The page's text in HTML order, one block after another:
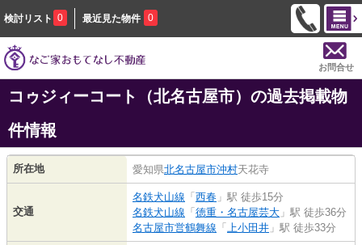
検討リスト 0 最近見た物件 0
お問合せ
コゥジィーコート（北名古屋市）の過去掲載物
件情報
所在地 愛知県北名古屋市沖村天花寺
交通
名鉄犬山線 「 西春 」駅 徒歩15分
名鉄犬山線 「 徳重・名古屋芸大 」駅 徒歩36分
名古屋市営鶴舞線 「 上小田井 」駅 徒歩33分